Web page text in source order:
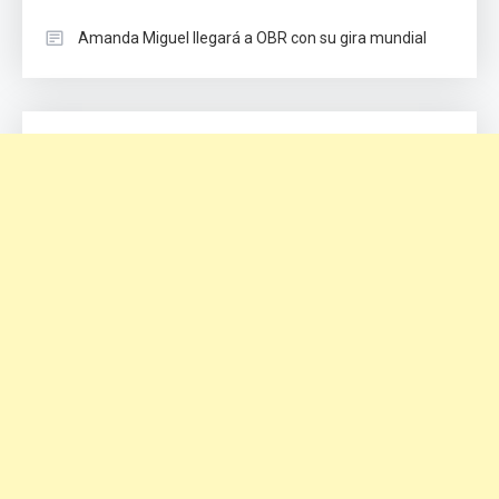
Amanda Miguel llegará a OBR con su gira mundial